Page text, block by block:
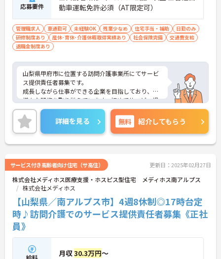
応募要件
動車運転免許必須（AT限定可）
管理職求人 車通勤可 未経験OK 残業少なめ 住宅手当・補助
日勤のみ
研修制度あり
産休･育休･介護休暇取得実績あり 社会保険完備
交通費支給
退職金制度あり
山梨県甲府市に位置する訪問介護事業所にてサービ
ス提供責任者募集です。
成長しながら仕事ができる企業を目指しており、
様々な研修を取り揃えています。初めてサービス提
供責任者にチャレンジする方も、丁寧に指導してく
ださいますので、ご安心ください！
ご興味のある方には、面接対策ポイントなど、さら
に詳細をお話しいたしますので、お気軽にご相談く
ださい。
詳細を見る 無料 紹介してもらう
サービス付き高齢者向け住宅（サ高住） 更新日：2025年02月27日
株式会社メディホス医療支援・ホスピス型住宅 メディホス南アルプス
株式会社メディホス
【山梨県／南アルプス市】4週8休制◎17時台定
時♪訪問介護でのサービス提供責任者募集《正社
員》
給料 月収30.3万円～